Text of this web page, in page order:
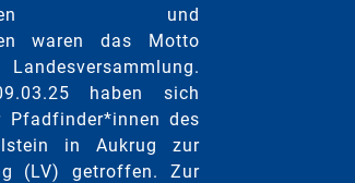
und
waren das Motto
haben sich
Pfadfinder*innen des
in Aukrug zur
(LV) getroffen. Zur